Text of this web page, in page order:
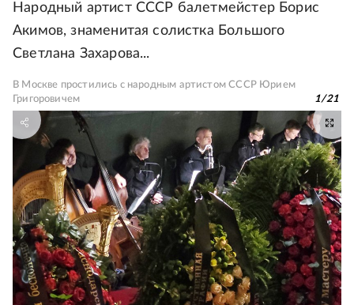
Народный артист СССР балетмейстер Борис
Акимов, знаменитая солистка Большого
Светлана Захарова...
В Москве простились с народным артистом СССР Юрием
Григоровичем
1/21